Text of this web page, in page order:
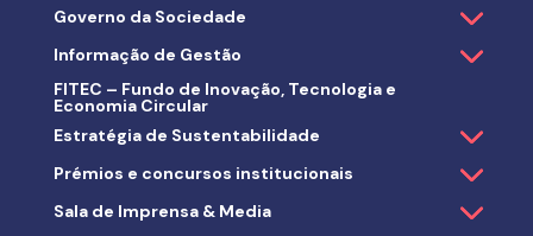
Governo da Sociedade
Informação de Gestão
FITEC – Fundo de Inovação, Tecnologia e
Economia Circular
Estratégia de Sustentabilidade
Prémios e concursos institucionais
Sala de Imprensa & Media